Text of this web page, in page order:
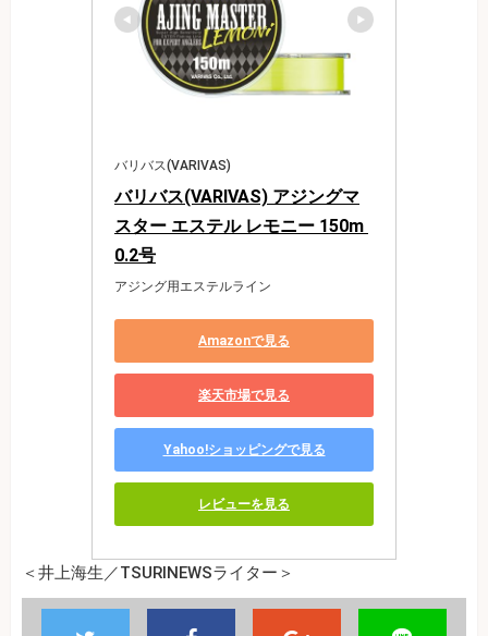
バリバス(VARIVAS)
バリバス(VARIVAS) アジングマ
スター エステル レモニー 150m
0.2号
アジング用エステルライン
Amazonで見る
楽天市場で見る
Yahoo!ショッピングで見る
レビューを見る
＜井上海生／TSURINEWSライター＞